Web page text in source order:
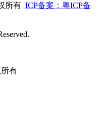
所有 ICP备案：粤ICP备
有